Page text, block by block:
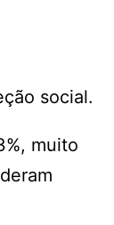
social.
muito